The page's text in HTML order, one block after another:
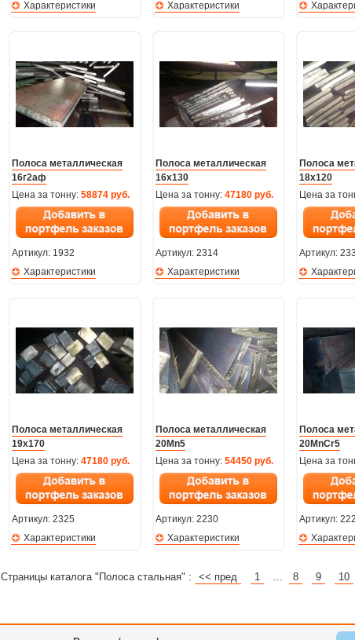
Характеристики
Характеристики
Полоса металлическая
16г2аф
Цена за тонну: 58874 руб.
Артикул: 1932
Характеристики
Полоса металлическая
16х130
Цена за тонну: 47180 руб.
Артикул: 2314
Характеристики
Полоса
18х120
Цена за
Артикул:
Полоса металлическая
19х170
Цена за тонну: 47180 руб.
Артикул: 2325
Характеристики
Полоса металлическая
20Mn5
Цена за тонну: 54450 руб.
Артикул: 2230
Характеристики
Полоса
20MnCr5
Цена за
Артикул:
Страницы каталога "Полоса стальная" : << пред 1 ... 8 9 10